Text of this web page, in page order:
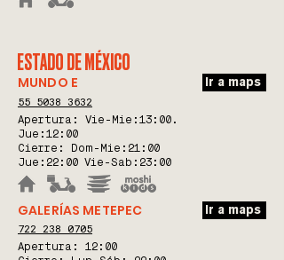
ESTADO DE MÉXICO
MUNDO E Ir a maps
55 5038 3632
Apertura: Vie-Mie:13:00.
Jue:12:00
Cierre: Dom-Mie:21:00
Jue:22:00 Vie-Sab:23:00
GALERÍAS METEPEC Ir a maps
722 238 0705
Apertura: 12:00